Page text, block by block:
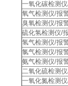
一氧化碳检测
氧气检测仪/报
臭氧检测仪/报
硫化氢检测仪/
氢气检测仪/报
氯气检测仪/报
氨气检测仪/报
二氧化硫检测
一氧化氮检测